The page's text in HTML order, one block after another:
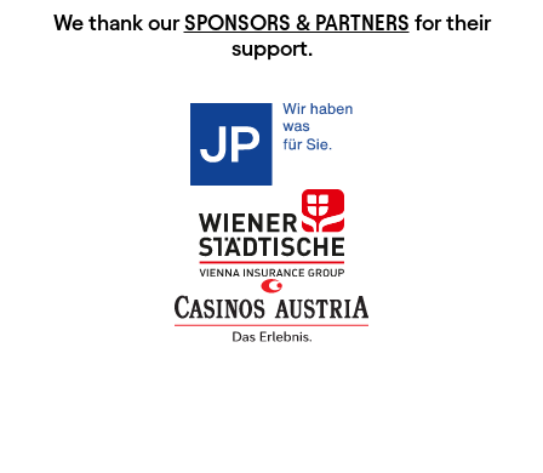
HAUPTSPONSOREN
We thank ourSPONSORS & PARTNERS for their
support.